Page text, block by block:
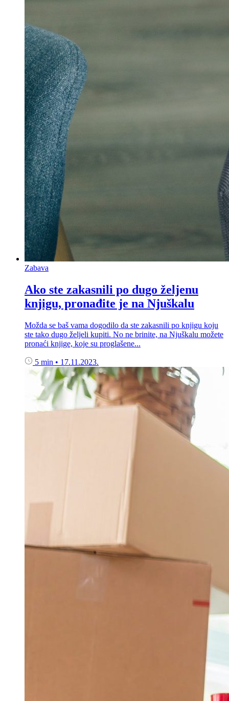
Zabava
Ako ste zakasnili po dugo željenu
knjigu, pronađite je na Njuškalu
Možda se baš vama dogodilo da ste zakasnili po knjigu koju
ste tako dugo željeli kupiti. No ne brinite, na Njuškalu možete
pronaći knjige, koje su proglašene...
5 min • 17.11.2023.